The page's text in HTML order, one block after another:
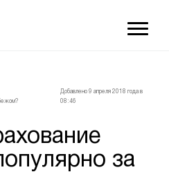
Добавлено 9 апреля 2018 года в
08:46
за